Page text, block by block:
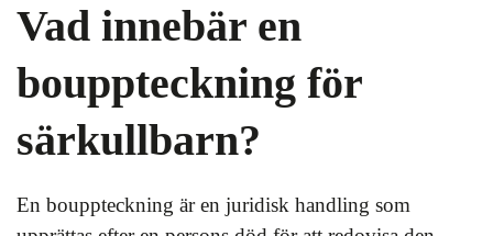
Vad innebär en
bouppteckning för
särkullbarn?
En bouppteckning är en juridisk handling som